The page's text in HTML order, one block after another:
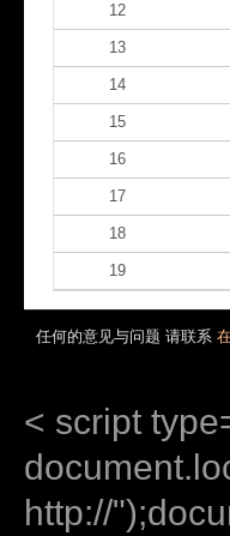
12
13
14
15
16
17
18
19
任何的意见与问题 请联系
< script
http://